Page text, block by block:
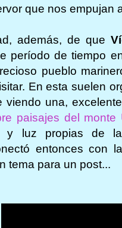
que nos empujan
además, de que
período de tiempo
pueblo
En esta suelen
viendo una,
paisajes del
y luz propias de
entonces con
tema para un post...